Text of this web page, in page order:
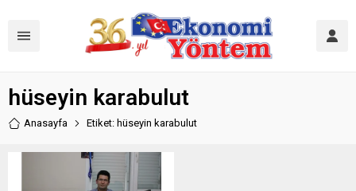
hüseyin karabulut
Anasayfa Etiket: hüseyin karabulut